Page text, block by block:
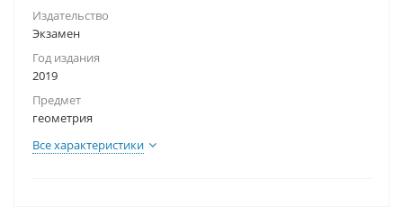
Издательство
Экзамен
Год издания
2019
Предмет
геометрия
Все характеристики